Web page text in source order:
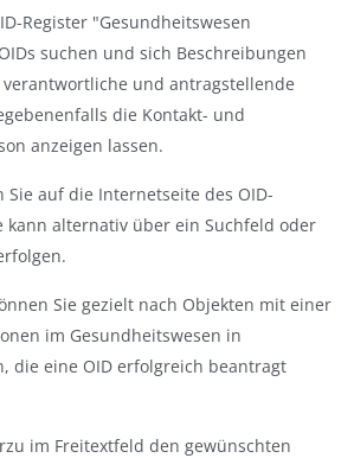
Register "Gesundheitswesen
suchen und sich Beschreibungen
und antragstellende
die Kontakt- und
anzeigen lassen.
Sie auf die Internetseite des OID-
kann alternativ über ein Suchfeld oder
Sie gezielt nach Objekten mit einer
im Gesundheitswesen in
die eine OID erfolgreich beantragt
im Freitextfeld den gewünschten